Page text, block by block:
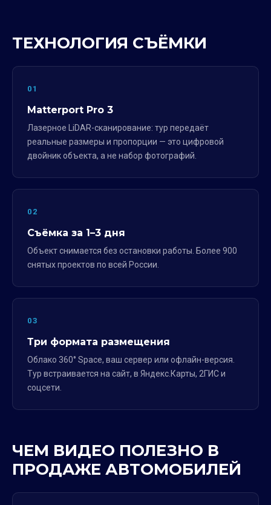
ТЕХНОЛОГИЯ СЪЁМКИ
01
Matterport Pro 3
Лазерное LiDAR-сканирование: тур передаёт
реальные размеры и пропорции — это цифровой
двойник объекта, а не набор фотографий.
02
Съёмка за 1–3 дня
Объект снимается без остановки работы. Более 900
снятых проектов по всей России.
03
Три формата размещения
Облако 360° Space, ваш сервер или офлайн-версия.
Тур встраивается на сайт, в Яндекс.Карты, 2ГИС и
соцсети.
ЧЕМ ВИДЕО ПОЛЕЗНО В
ПРОДАЖЕ АВТОМОБИЛЕЙ